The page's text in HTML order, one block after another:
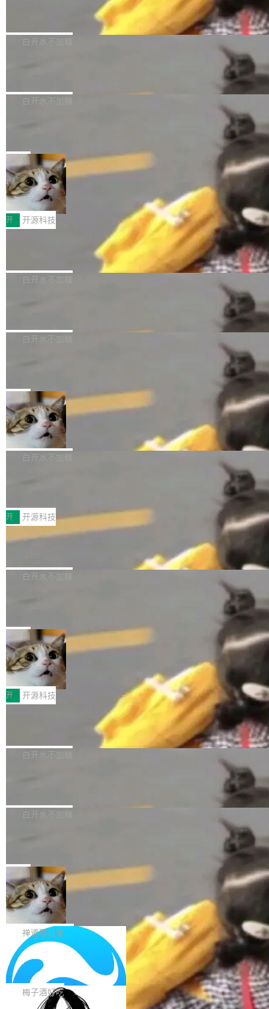
的出海增长布局。 华为终端云业务商业化销售负
责人在开场致辞中表示，游戏开发者的核心诉求
已不再是“多一个投放渠道”，而是一套能够持续
高质量游戏...
产品，B850 AORUS ELITE X3D延续技嘉在X3
D平台优化上的技术积累，旨在为游戏玩家带来
更稳定、更高效的装机选择。 B850 AORUS ELI
式2.0，可根据不同使用场景释放处理器潜力，
Zadig v5.0 发布：AI 发布专员与 AI 审
我们团队这几天最大的卡点不是 AI 写得不够
好，是 AI 写得太好了。 好到审查排期从两天的
过 1528 名开发者，85% 说 AI 把瓶颈从写代码
白开水不加糖
数据库，有一个图形后端。作为一个原生的 Gra
布，具体更新内容包括： feat(zero)：Zero 现
支持 --security superflag（token=...;whitelist
=...），与 Alpha 版本的格式一致，并据此对其
管理 HTTP 端点进行授权。 <blockquote> <p>
<span><strong>警告：</strong>&nbsp;Zero
的 admin ...
白开水不加糖
块钱的玩意儿——一根小竹签，一个竹筒，一头
系着涂了松香的线。甩起来，竹膜震动，发出“哇
——哇”的蝉鸣声。实物越来越难找了，有开发者
把它做成了 Web 玩具，放在 zhuzhiliao.imsai.c
c 上，并在 GitHub 开源。 玩法很简单：按住屏
幕画圈，或者直接甩手机。页面会实时显示转速
（圈/秒），声音来自真实竹知了录音的 1.72 秒
采样，无缝循环。音频解码失败时，还有一套合
成兜底——锯齿波振荡器模拟脉冲，并联带通共
局
30倍效率升级：解锁医学影像数据要素
价值化的真实路径
完成一例腹部CT影像标注，张医生过去需要约1
20个小时。他必须在数百张连续影像上，一笔一
笔勾画边界，一层一层识别肌肉组织。如今，使
用东软飞标医学影像标注平台，同样的工作缩短
至4小时，效率提升30倍。 这组数字背后，改变
的不只是速度，而是把医学影像转化为AI能力的
正，才能成为机器能理解的高质量数据。医学影
张CT影像上完成像素级精细分割，让系统"...
开 开源科技
Apache Dubbo-go v3.3.2 正式发布
这个版本面向生产环境，重心在内核稳定性。我
们彻底收敛了旧配置体系，扩展了 Triple 协议与
白开水不加糖
理工具。它可以查看，转换，编辑和分类所有主
新功能 macOS：在 Connect/Share 按钮中添加
通过 AirDop 共享书籍的功能 Content server：
支持可向服务器后端添加新端点的插件 Edit boo
k：Compress images：添加将 GIF 图像转换为
JPEG/WebP 的选项 ToC Editor：添加一个按
白开水不加糖
ube 视频，标题是"SwiftUI 七年后：一个平庸的
故事"。视频核心观点很简单：SwiftUI 发布七年
了，仍然像一个永久公测版。 Manshin 从数据
流、布局系统、API 稳定性、性能、跨平台五个
维度逐一批判了 SwiftUI。最让人印象深刻的一
一，界面错位。他说这个问题"两年前就发现了，
至今没变"。 数据流方面，Manshin 指出 SwiftU
I 的属性包装器演进史...
局
DBeaver 26.1.4 发布
DBeaver 是一个免费开源的通用数据库工具，适
用于开发人员和数据库管理员。DBeaver 26.1.4
AI 聊天功能（添加了一些快捷键）</span></li>
<li><span style="color:#000000">新增了始终
在新 SQL 控制台中打开 AI 生成的脚本的功能</
span></li> <li><span style="color:#000000...
白开水不加糖
2026卫星活动——第二届多语种对话语音语言模
型挑战赛 （Multilingual Conversational Speec
h Language Model Challenge，MLC-SLM）T
ask 1赛道中，传音TEX AI中心语音算法团队以
自主研发的说话人归属多语种自动语音识别系统
化系统等关键方向的系统性技术实力。 本届赛事
聚焦多语言对话语音模型面临的关键技术挑战，
共吸引来自全球工业界与学术界的1...
开 开源科技
Qwen3.8-Max 发布，下周开源 Qwen3.
千问大模型宣布正式推出 Qwen 家族迄今最强大
的模型 Qwen3.8-Max，也是其首个 Max 规模
5 的架构基础构建，参数规模扩展至 2.4 万亿，
激活参数95B，支持100万上下文Tokens，在编
程、办公、科研以及长周期任务等方面实现了全
面提升。它不仅能应对更具挑战性的问题，还能
更可靠地端到端完成复杂任务，输出值得信赖的
成果。 全球开发者都可通过千问 AI 平台获得 Q
wen3.8 的 API 服务：国内每百万 Tok...
白开水不加糖
态生成模型，能生成带原生立体声的 2K 视频。
没有发布会，没有预告，直接扔了篇文章出来，
权重已经上传至 Hugging Face。 去年国内的视
频生成模型还在追 Runway 和 Pika 的参数，今
天 MiniMax H3 从架构到许可都摆上台面了。一
个模型，三个模块，两个开源。 H3 由三个模块
组成：H3-Context-IR 负责多模态指令理解和编
排（闭源，提供 API）；H3-Base 是核心生成模
型，33B 参数，负责 768p 音视频生成（开
局
DeepSeek-V4-Flash正式版API上线超
算互联网
近日，DeepSeek-V4-Flash 正式版 API 开启公
开测试。国家超算互联网正式上线 DeepSeek-V
4-Flash 正式版（DeepSeek-V4-Flash-0731）
模型 API 调用服务和模型文件。 DeepSeek-V4-
Flash-0731 经过大量后训练工作，智能体能力
大幅增强，指令遵循能力大幅增强。在多项基准
模型 API 调用服务，用户无需繁琐环境配置，一
开 开源科技
Docker 29.7.1 现已发布，具体更新内容如下：
Bug fixes and enhancements 修复了一个回归
绝遍历绝对符号链接的容器路径，例如/var/run -
更新说明：https://github.com/moby/...
白开水不加糖
计语言和 React 组件库。Ant Design 6.5.3 现
ut.OTP 的 mask 为 true 时仍显示原始值的问
题。#58805 修复 Input.TextArea 调整大小手柄
在触摸设备上显示为小圆点的问题。#58812 Ty
pography 优化 Typography 省略提示在大列表
中的渲染性能。#58806 修复 Typography...
白开水不加糖
比它便宜的。 Artificial Analysis 更新了 DeepS
eek V4 Flash 0731 的完整评测。一张 Intellige
nce Index vs Cost per Task 的散点图上，13
个模型排成一列，V4 Flash 贴着底部：$0.03
一次任务。 V4 Flash 的 Intelligence Index 得
分 50，在 101 个模型中排第 3。排在它前面
的：Claude Opus 5（61 分）、Claude Fable
5（60 分）、GPT-5.6 Sol（59 分）、Kimi K3
（57 分）、Grok 4...
局
禅道开源版 22.4 发布，内置 DevOps4.
0 正式版，提供从代码提交到交付的全
生命周期的管理能力
大家好， 禅道开源版22.4发布啦！本次发布我们
带来了DevOps4.0系列的首个正式版本。 DevO
ps4.0内置与禅道DevOps专业版同源的代码管理
核心，依托于全自研的GitFox代码托管引擎，我
们提供了从代码提交到交付的全生命周期的管理
能力。同时，我们 对禅道DevOps现有底层代码
进行了革命性的重构，为后续AI辅助编程、智能
Solon 的 10 种 HTTP 服务器：改一行
依赖，换一个引擎
用 Solon 做线上项目有一阵子了，有个点总让新
接触的人觉得意外：服务器引擎是让你选的。 S
olon 内核约 0.3MB，不内置固定的 HTTP 服务
梅子酒好吃